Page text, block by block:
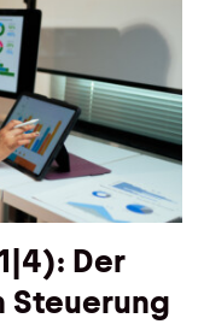
Der
Steuerung